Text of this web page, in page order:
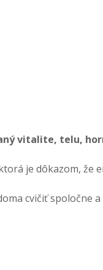
vitalite, telu,
je dôkazom, že
cvičiť spoločne